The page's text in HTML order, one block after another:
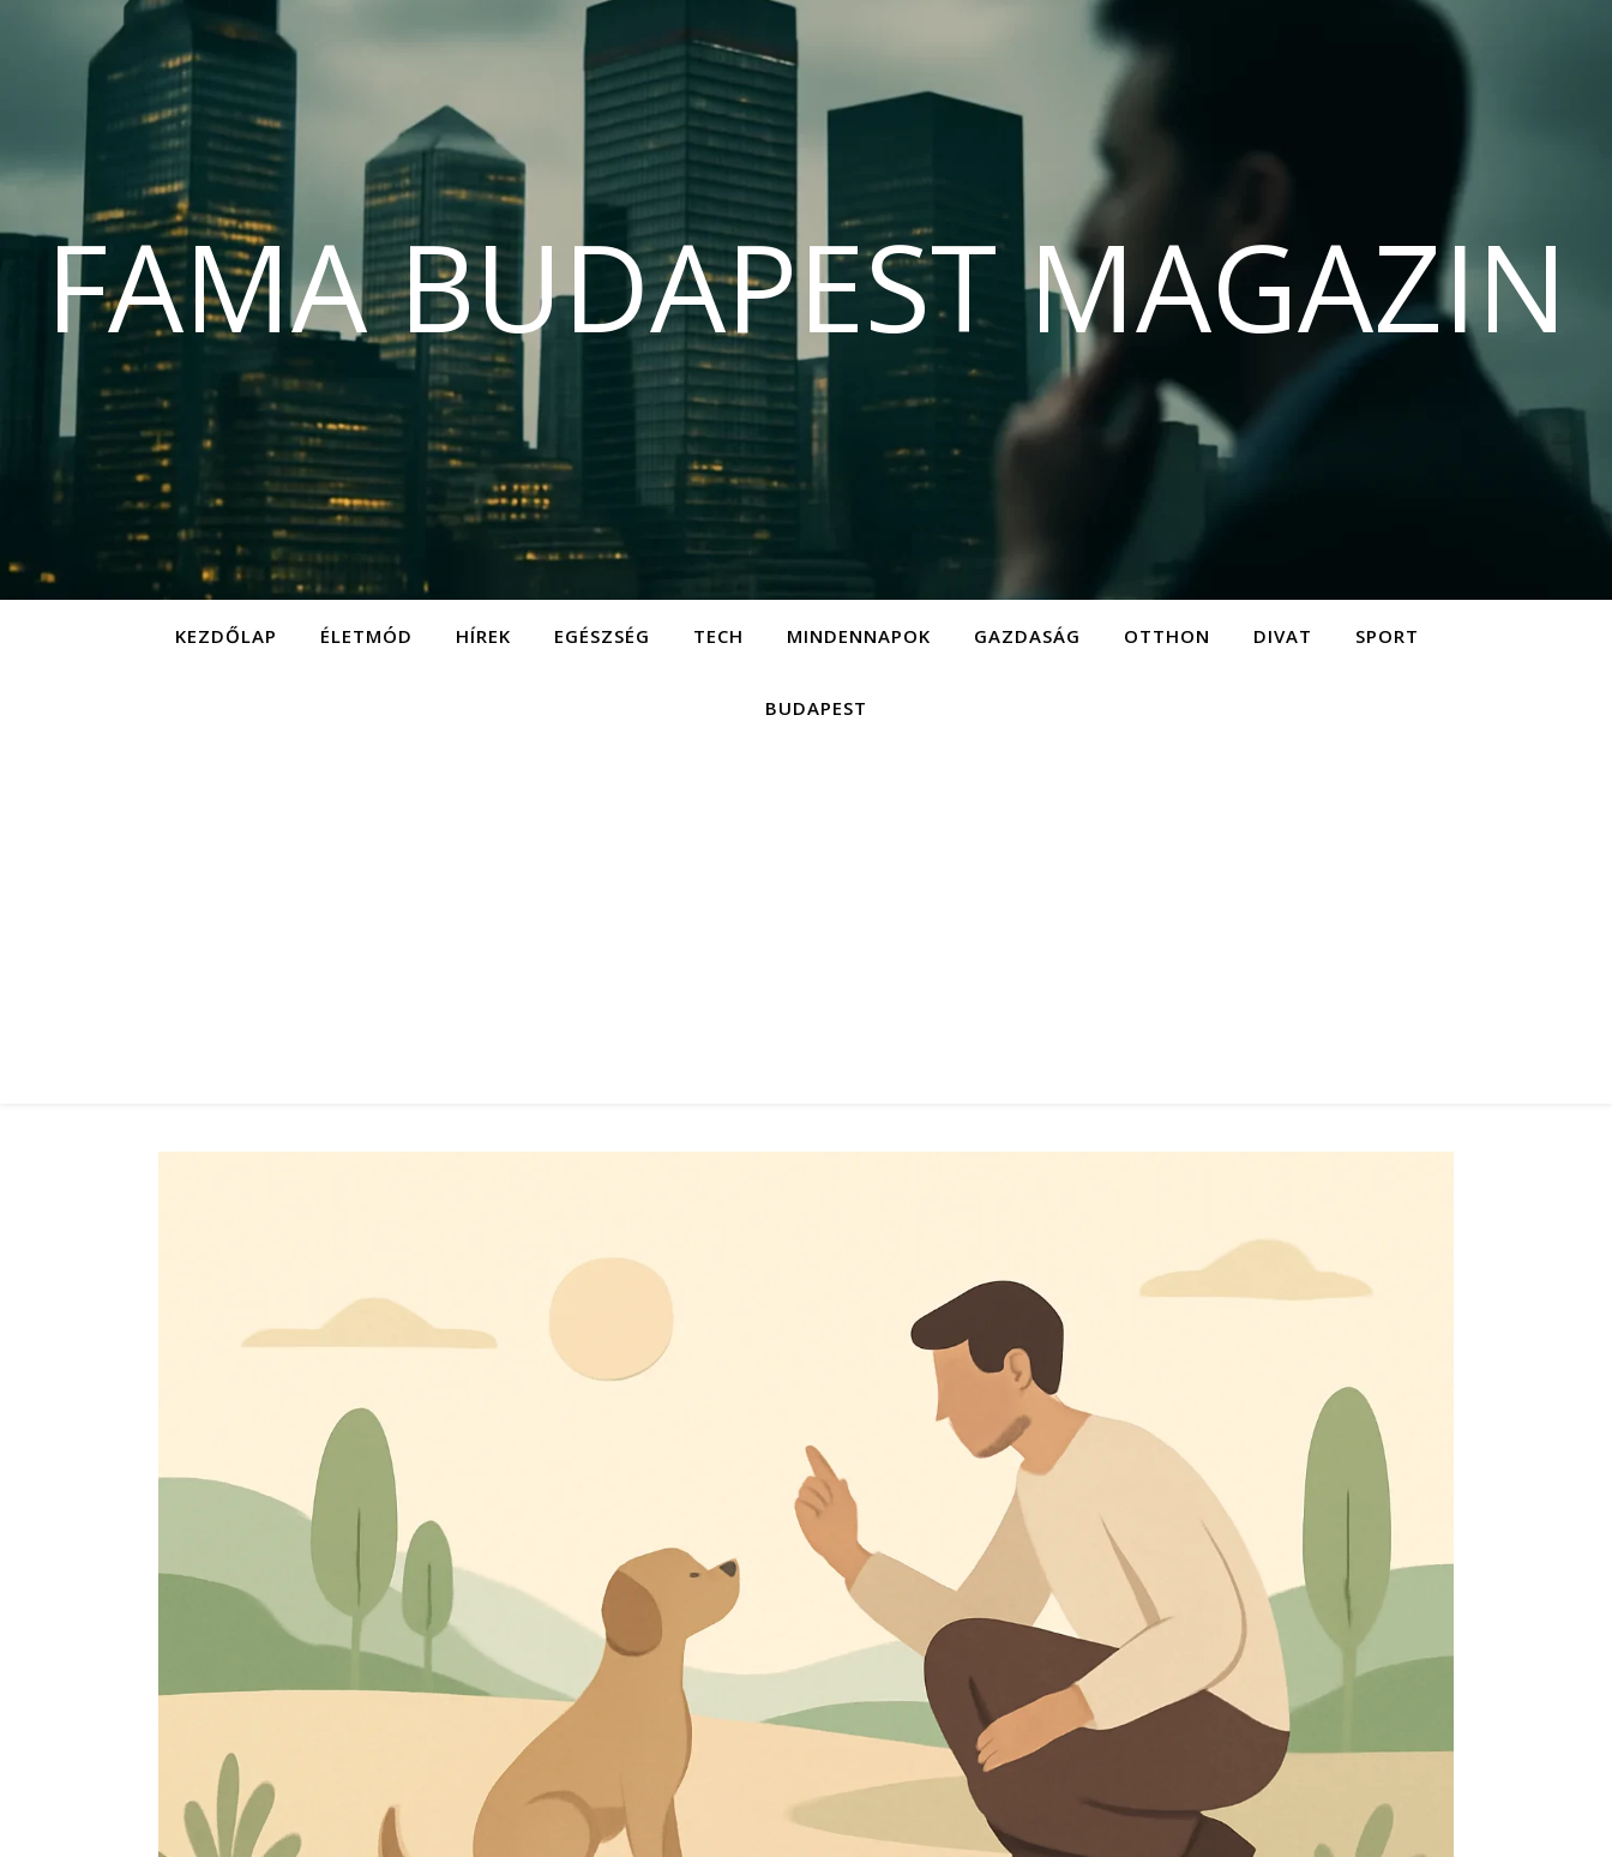
FAMA BUDAPEST MAGAZIN
KEZDŐLAP ÉLETMÓD HÍREK EGÉSZSÉG TECH MINDENNAPOK GAZDASÁG OTTHON DIVAT SPORT
BUDAPEST